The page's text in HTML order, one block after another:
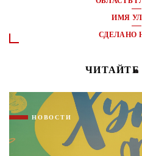
ИМЯ
СДЕЛАНО
НОВОСТИ